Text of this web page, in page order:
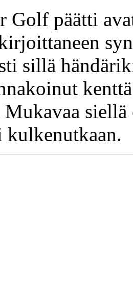
Golf päätti
sillä
Mukavaa